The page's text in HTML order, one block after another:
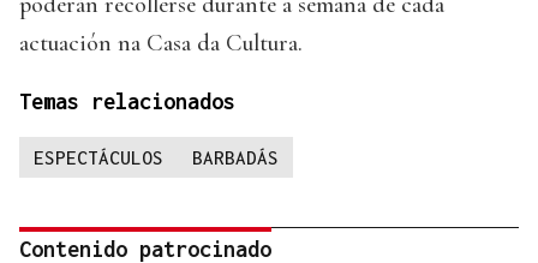
actuación na Casa da Cultura.
Temas relacionados
ESPECTÁCULOS BARBADÁS
Contenido patrocinado